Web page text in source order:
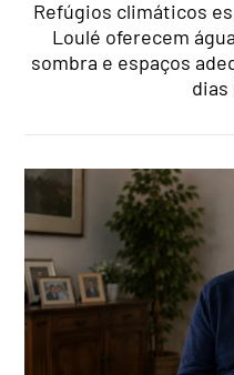
Refúgios climáticos
Loulé oferecem
sombra e espaços
dias